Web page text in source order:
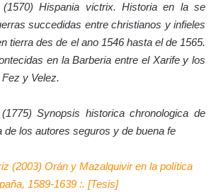
Hispania victrix. Historia en la se
succedidas entre christianos y infieles
tierra des de el ano 1546 hasta el de 1565.
en la Barberia entre el Xarife y los
y Velez.
Synopsis historica chronologica de
de los autores seguros y de buena fe
(2003) Orán y Mazalquivir en la política
1589-1639 :. [Tesis]